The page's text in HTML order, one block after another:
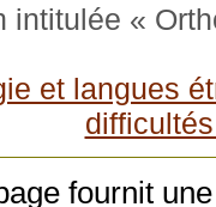
intitulée «
et langues
fournit